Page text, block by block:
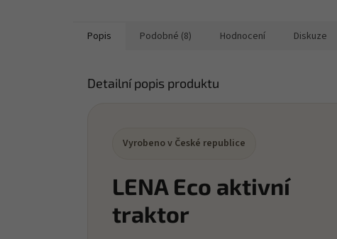
Popis Podobné (8) Hodnocení Diskuze
Detailní popis produktu
Vyrobeno v České republice
LENA Eco aktivní
traktor